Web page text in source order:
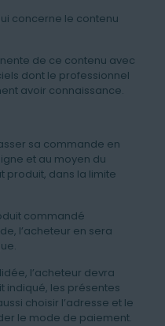
concerne le contenu
de ce contenu avec
dont le professionnel
avoir connaissance.
sa commande en
et au moyen du
produit, dans la limite
commandé
l’acheteur en sera
l’acheteur devra
indiqué, les présentes
choisir l’adresse et le
le mode de paiement.